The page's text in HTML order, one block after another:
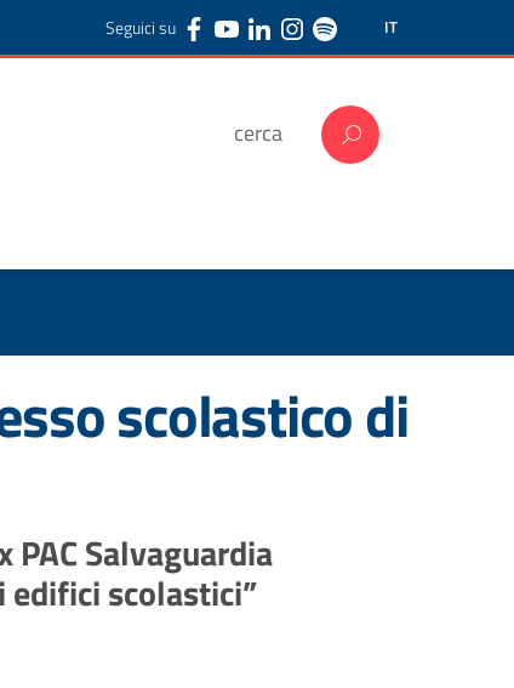
IT
Seguici su
scolastico di
Salvaguardia
scolastici”